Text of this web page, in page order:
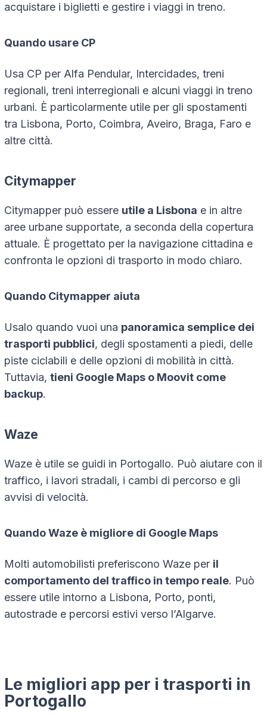
acquistare i biglietti e gestire i viaggi in treno.
Quando usare CP
Usa CP per Alfa Pendular, Intercidades, treni
regionali, treni interregionali e alcuni viaggi in treno
urbani. È particolarmente utile per gli spostamenti
tra Lisbona, Porto, Coimbra, Aveiro, Braga, Faro e
altre città.
Citymapper
Citymapper può essere utile a Lisbona e in altre
aree urbane supportate, a seconda della copertura
attuale. È progettato per la navigazione cittadina e
confronta le opzioni di trasporto in modo chiaro.
Quando Citymapper aiuta
Usalo quando vuoi una panoramica semplice dei
trasporti pubblici, degli spostamenti a piedi, delle
piste ciclabili e delle opzioni di mobilità in città.
Tuttavia, tieni Google Maps o Moovit come
backup.
Waze
Waze è utile se guidi in Portogallo. Può aiutare con il
traffico, i lavori stradali, i cambi di percorso e gli
avvisi di velocità.
Quando Waze è migliore di Google Maps
Molti automobilisti preferiscono Waze per il
comportamento del traffico in tempo reale. Può
essere utile intorno a Lisbona, Porto, ponti,
autostrade e percorsi estivi verso l’Algarve.
Le migliori app per i trasporti in
Portogallo